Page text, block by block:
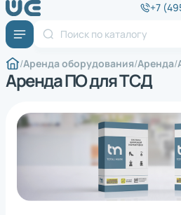
+7
Аренда оборудования Аренда
Аренда ПО для ТСД